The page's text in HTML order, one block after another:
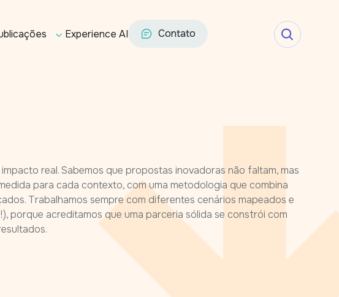
Experience AI Contato
real. Sabemos que propostas inovadoras não faltam, mas
para cada contexto, com uma metodologia que combina
Trabalhamos sempre com diferentes cenários mapeados e
porque acreditamos que uma parceria sólida se constrói com